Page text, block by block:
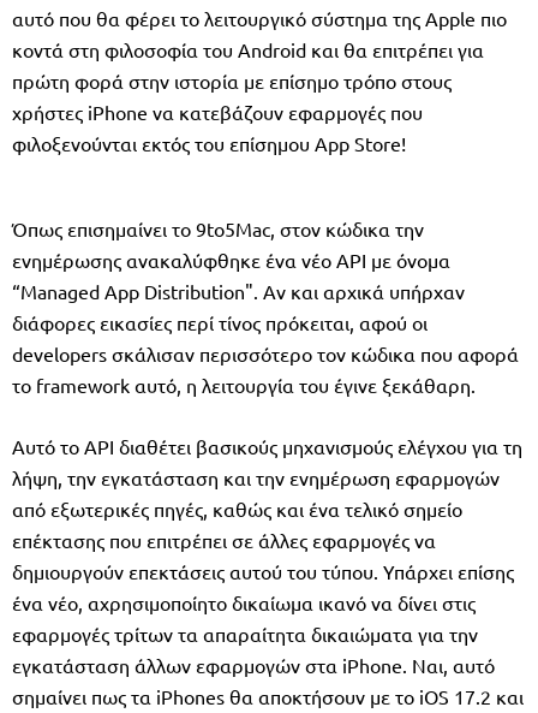
αυτό που θα φέρει το λειτουργικό σύστημα της Apple πιο
κοντά στη φιλοσοφία του Android και θα επιτρέπει για
πρώτη φορά στην ιστορία με επίσημο τρόπο στους
χρήστες iPhone να κατεβάζουν εφαρμογές που
φιλοξενούνται εκτός του επίσημου App Store!
Όπως επισημαίνει το 9to5Mac, στον κώδικα την
ενημέρωσης ανακαλύφθηκε ένα νέο API με όνομα
“Managed App Distribution". Αν και αρχικά υπήρχαν
διάφορες εικασίες περί τίνος πρόκειται, αφού οι
developers σκάλισαν περισσότερο τον κώδικα που αφορά
το framework αυτό, η λειτουργία του έγινε ξεκάθαρη.
Αυτό το API διαθέτει βασικούς μηχανισμούς ελέγχου για τη
λήψη, την εγκατάσταση και την ενημέρωση εφαρμογών
από εξωτερικές πηγές, καθώς και ένα τελικό σημείο
επέκτασης που επιτρέπει σε άλλες εφαρμογές να
δημιουργούν επεκτάσεις αυτού του τύπου. Υπάρχει επίσης
ένα νέο, αχρησιμοποίητο δικαίωμα ικανό να δίνει στις
εφαρμογές τρίτων τα απαραίτητα δικαιώματα για την
εγκατάσταση άλλων εφαρμογών στα iPhone. Ναι, αυτό
σημαίνει πως τα iPhones θα αποκτήσουν με το iOS 17.2 και